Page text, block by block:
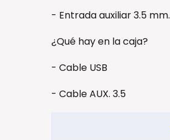
- Entrada auxiliar 3.5 mm.
¿Qué hay en la caja?
- Cable USB
- Cable AUX. 3.5